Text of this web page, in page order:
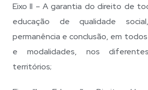
Eixo II – A garantia do direito de
educação de qualidade
permanência e conclusão, em
e modalidades, nos
territórios;